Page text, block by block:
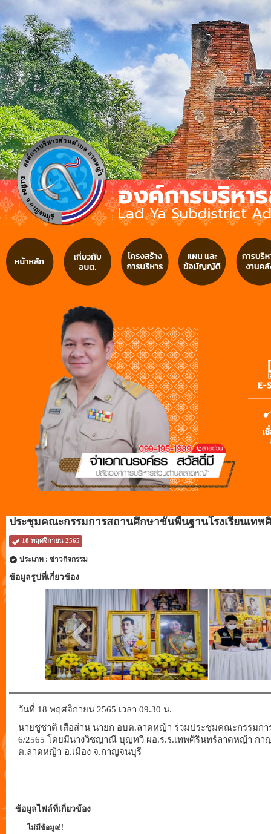
ประชุมคณะกรรมการสถานศึกษาขั้นพื้นฐานโรงเรียนเท
18 พฤศจิกายน 2565
ประเภท : ข่าวกิจกรรม
ข้อมูลรูปที่เกี่ยวข้อง
วันที่ 18 พฤศจิกายน 2565 เวลา 09.30 น.
นายชูชาติ เสือส่าน นายก อบต.ลาดหญ้า ร่วมประชุมคณะกรรมก
6/2565 โดยมีนางวิชญาณี บุญทวี ผอ.ร.ร.เทพศิรินทร์ลาดหญ้า ก
ต.ลาดหญ้า อ.เมือง จ.กาญจนบุรี
ข้อมูลไฟล์ที่เกี่ยวข้อง
ไม่มีข้อมูล!!